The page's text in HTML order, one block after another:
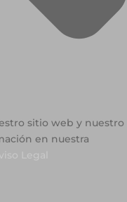
sitio web y nuestro
en nuestra